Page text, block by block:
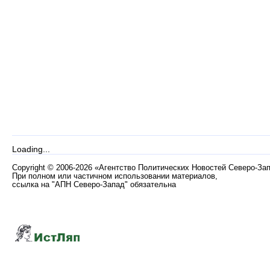
Loading...
Copyright © 2006-2026 «Агентство Политических Новостей Северо-
При полном или частичном использовании материалов,
ссылка на "АПН Северо-Запад" обязательна